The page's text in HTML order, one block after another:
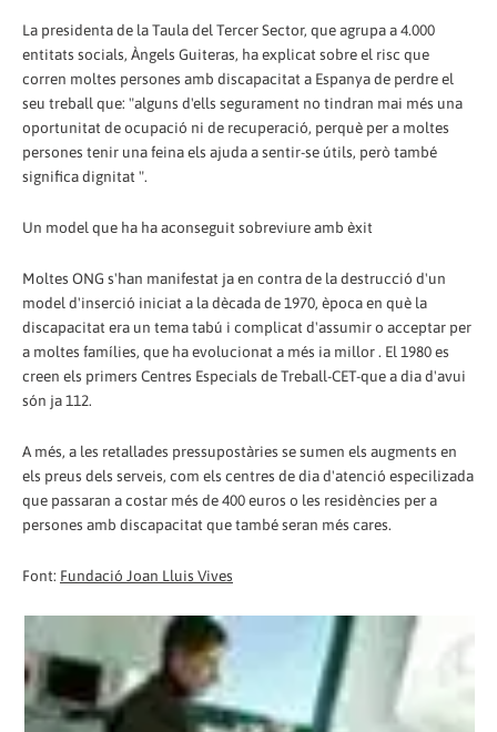
La presidenta de la Taula del Tercer Sector, que agrupa a 4.000
entitats socials, Àngels Guiteras, ha explicat sobre el risc que
corren moltes persones amb discapacitat a Espanya de perdre el
seu treball que: "alguns d'ells segurament no tindran mai més una
oportunitat de ocupació ni de recuperació, perquè per a moltes
persones tenir una feina els ajuda a sentir-se útils, però també
significa dignitat ".
Un model que ha ha aconseguit sobreviure amb èxit
Moltes ONG s'han manifestat ja en contra de la destrucció d'un
model d'inserció iniciat a la dècada de 1970, època en què la
discapacitat era un tema tabú i complicat d'assumir o acceptar per
a moltes famílies, que ha evolucionat a més ia millor . El 1980 es
creen els primers Centres Especials de Treball-CET-que a dia d'avui
són ja 112.
A més, a les retallades pressupostàries se sumen els augments en
els preus dels serveis, com els centres de dia d'atenció especilizada
que passaran a costar més de 400 euros o les residències per a
persones amb discapacitat que també seran més cares.
Font: Fundació Joan Lluis Vives